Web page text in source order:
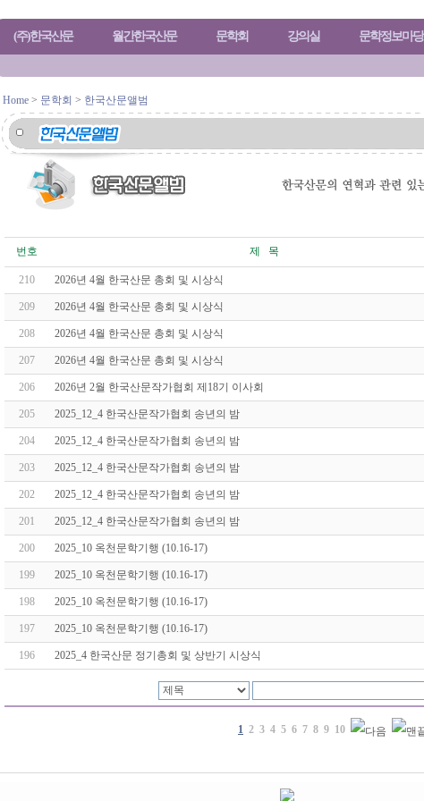
(주)한국산문 월간한국산문 문학회 강의실 문학정보마당
Home > 문학회 > 한국산문앨범
번호
제 목
210 2026년 4월 한국산문 총회 및 시상식
209 2026년 4월 한국산문 총회 및 시상식
208 2026년 4월 한국산문 총회 및 시상식
207 2026년 4월 한국산문 총회 및 시상식
206 2026년 2월 한국산문작가협회 제18기 이사회
205 2025_12_4 한국산문작가협회 송년의 밤
204 2025_12_4 한국산문작가협회 송년의 밤
203 2025_12_4 한국산문작가협회 송년의 밤
202 2025_12_4 한국산문작가협회 송년의 밤
201 2025_12_4 한국산문작가협회 송년의 밤
200 2025_10 옥천문학기행 (10.16-17)
199 2025_10 옥천문학기행 (10.16-17)
198 2025_10 옥천문학기행 (10.16-17)
197 2025_10 옥천문학기행 (10.16-17)
196 2025_4 한국산문 정기총회 및 상반기 시상식
1 2 3 4 5 6 7 8 9 10